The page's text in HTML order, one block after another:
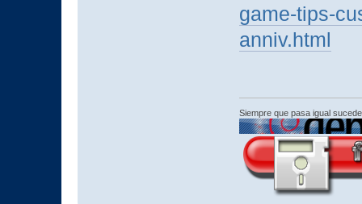
game-tips-
anniv.html
Siempre que pasa igual